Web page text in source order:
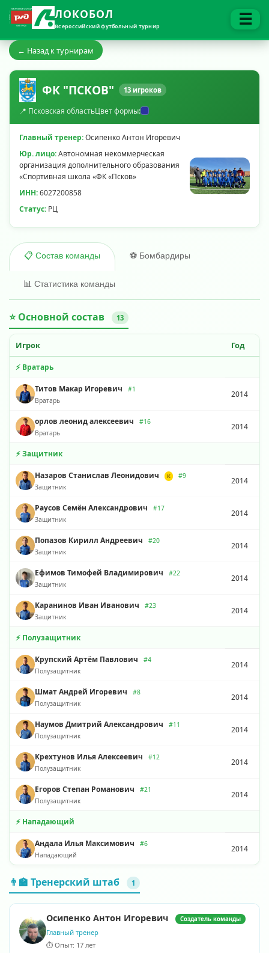
ЛОКОБОЛ
Всероссийский футбольный турнир ☰
← Назад к турнирам
ФК "ПСКОВ" 13 игроков
📍 Псковская областьЦвет формы:
Главный тренер:Осипенко Антон Игоревич
Юр. лицо:Автономная некоммерческая
организация дополнительного образования
«Спортивная школа «ФК «Псков»
ИНН:6027200858
Статус: РЦ
📋 Состав команды ⚽ Бомбардиры
📊 Статистика команды
⭐ Основной состав 13
Игрок Год
⚡ Вратарь
Титов Макар Игоревич
#1
Вратарь
2014
орлов леонид алексеевич
#16
Вратарь
2014
⚡ Защитник
Назаров Станислав Леонидович К
#9
Защитник
2014
Раусов Семён Александрович
#17
Защитник
2014
Попазов Кирилл Андреевич
#20
Защитник
2014
Ефимов Тимофей Владимирович
#22
Защитник
2014
Каранинов Иван Иванович
#23
Защитник
2014
⚡ Полузащитник
Крупский Артём Павлович
#4
Полузащитник
2014
Шмат Андрей Игоревич
#8
Полузащитник
2014
Наумов Дмитрий Александрович
#11
Полузащитник
2014
Крехтунов Илья Алексеевич
#12
Полузащитник
2014
Егоров Степан Романович
#21
Полузащитник
2014
⚡ Нападающий
Андала Илья Максимович
#6
Нападающий
2014
👨‍🏫 Тренерский штаб 1
Осипенко Антон Игоревич Создатель команды
Главный тренер
⏱️ Опыт: 17 лет